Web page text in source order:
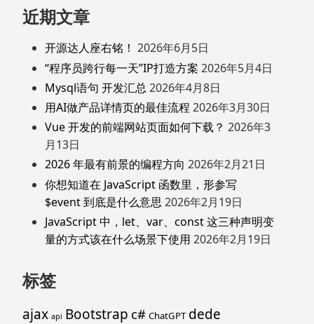
近期文章
开源达人座右铭！ 2026年6月5日
“程序员跨行每一天”IP打造方案 2026年5月4日
Mysql语句 开发汇总 2026年4月8日
用AI做产品详情页的最佳流程 2026年3月30日
Vue 开发的前端网站页面如何下载？ 2026年3
月13日
2026 年最有前景的编程方向 2026年2月21日
你想知道在 JavaScript 函数里，形参写
$event 到底是什么意思 2026年2月19日
JavaScript 中，let、var、const 这三种声明变
量的方式该在什么场景下使用 2026年2月19日
标签
ajax api Bootstrap c# ChatGPT dede